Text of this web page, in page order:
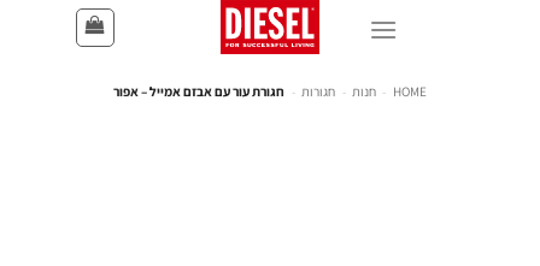
HOME
- חנות - חגורות - חגורת עור עם אבזם אמייל – אפור